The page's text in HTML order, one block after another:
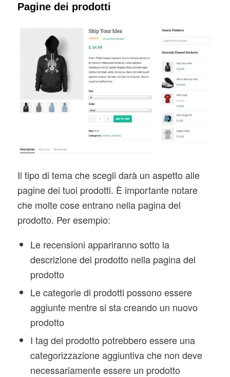
Pagine dei prodotti
Il tipo di tema che scegli darà un aspetto alle
pagine dei tuoi prodotti. È importante notare
che molte cose entrano nella pagina del
prodotto. Per esempio:
Le recensioni appariranno sotto la
descrizione del prodotto nella pagina del
prodotto
Le categorie di prodotti possono essere
aggiunte mentre si sta creando un nuovo
prodotto
I tag del prodotto potrebbero essere una
categorizzazione aggiuntiva che non deve
necessariamente essere un prodotto